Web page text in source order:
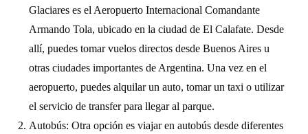
Glaciares es el Aeropuerto Internacional Comandante
Armando Tola, ubicado en la ciudad de El Calafate. Desde
allí, puedes tomar vuelos directos desde Buenos Aires u
otras ciudades importantes de Argentina. Una vez en el
aeropuerto, puedes alquilar un auto, tomar un taxi o utilizar
el servicio de transfer para llegar al parque.
Autobús: Otra opción es viajar en autobús desde diferentes